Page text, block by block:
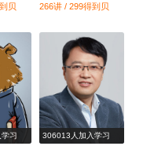
贝
266讲 / 299得到贝
习 306013人加入学习